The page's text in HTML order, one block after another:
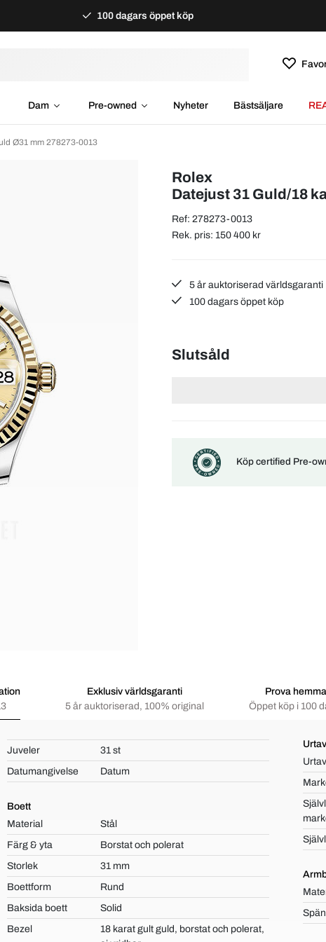
100 dagars öppet köp
Dam Pre-owned Nyheter Bästsäljare
Ø31 mm 278273-0013
Rolex
Datejust 31 Guld/18
Ref: 278273-0013
Rek. pris: 150 400 kr
5 år auktoriserad världsgaranti
100 dagars öppet köp
Slutsåld
Köp certified Pre-
Exklusiv världsgaranti
5 år auktoriserad, 100% original
Prova
Öppet köp i 100
Juveler
31 st
Datumangivelse
Datum
Boett
Material
Stål
Färg & yta
Borstat och polerat
Storlek
31 mm
Boettform
Rund
Baksida boett
Solid
Bezel
18 karat gult guld, borstat och polerat,